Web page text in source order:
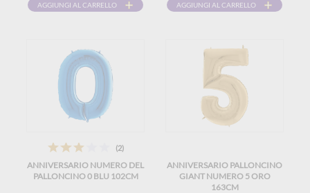
AGGIUNGI AL CARRELLO AGGIUNGI AL CARRELLO
(2)
ANNIVERSARIO NUMERO DEL
PALLONCINO 0 BLU 102CM
ANNIVERSARIO PALLONCINO
GIANT NUMERO 5 ORO
163CM